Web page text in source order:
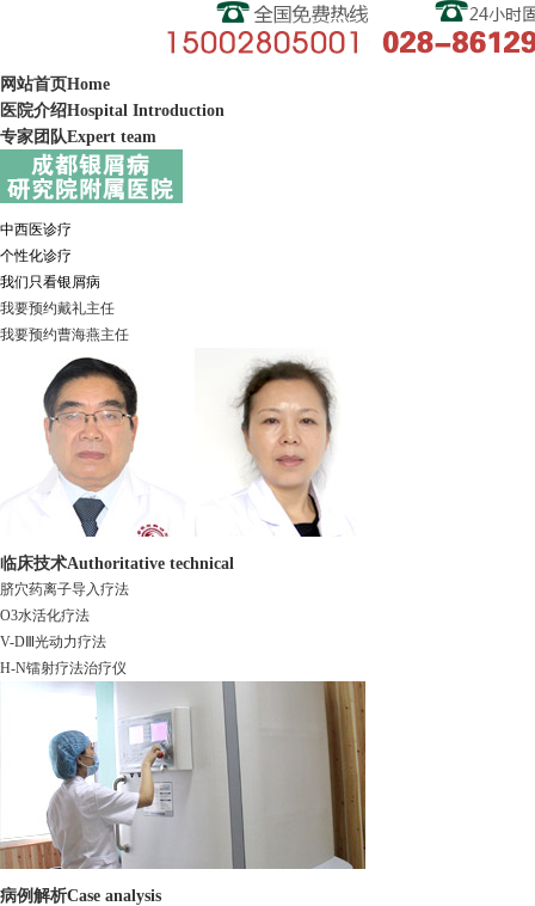
网站首页Home
医院介绍Hospital Introduction
专家团队Expert team
中西医诊疗
个性化诊疗
我们只看银屑病
我要预约戴礼主任
我要预约曹海燕主任
临床技术Authoritative technical
脐穴药离子导入疗法
O3水活化疗法
V-DⅢ光动力疗法
H-N镭射疗法治疗仪
病例解析Case analysis